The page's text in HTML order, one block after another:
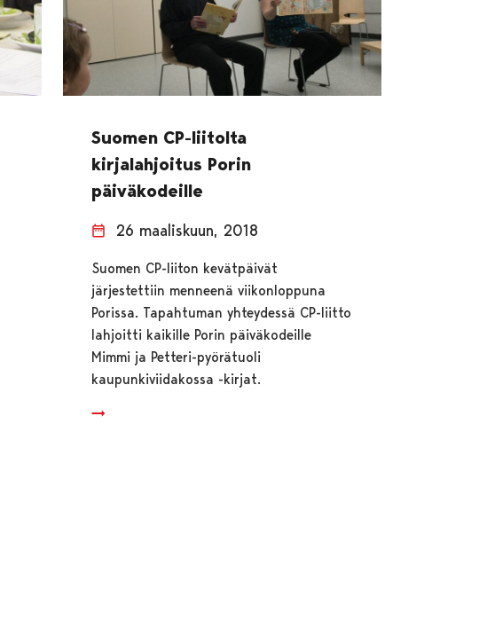
Suomen CP-liitolta
kirjalahjoitus Porin
päiväkodeille
26 maaliskuun, 2018
Suomen CP-liiton kevätpäivät
järjestettiin menneenä viikonloppuna
Porissa. Tapahtuman yhteydessä CP-liitto
lahjoitti kaikille Porin päiväkodeille
Mimmi ja Petteri-pyörätuoli
kaupunkiviidakossa -kirjat.